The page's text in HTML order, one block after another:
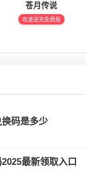
苍月传说
攻速送充免费版
码是多少
最新领取入口